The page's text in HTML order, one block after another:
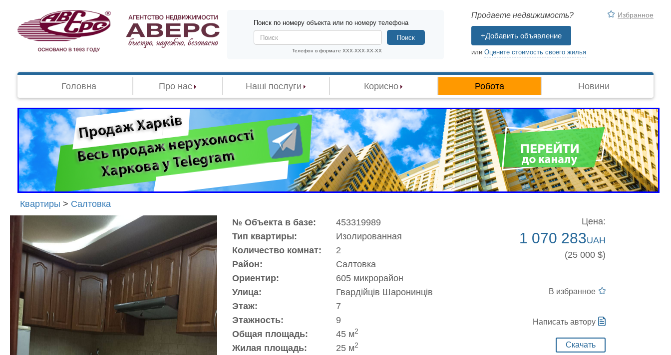
Поиск по номеру объекта или по номеру телефона
Телефон в формате XXX-XXX-XX-XX
Поиск
Продаете недвижимость?
+Добавить объявление
или Оцените стоимость своего жилья
Избранное
Головна Про нас Наші послуги Корисно Робота Новини
Квартиры > Салтовка
Агенство
недвижимости
"Аверс"
№ Объекта в базе:
453319989
Тип квартиры:
Изолированная
Количество комнат:
2
Район:
Салтовка
Ориентир:
605 микрорайон
Улица:
Гвардiйцiв Шаронинцiв
Этаж:
7
Этажность:
9
Общая площадь:
45 м2
Жилая площадь: 25 м2
Цена:
1 070 283UAH
(25 000 $)
В избранное
Написать автору
Скачать